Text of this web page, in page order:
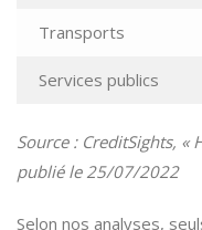
Transports
Services publics
Source : CreditSights, «
publié le 25/07/2022
Selon nos analyses,